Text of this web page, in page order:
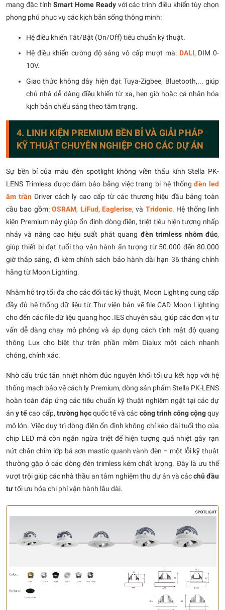
mang đặc tínhSmart Home Readyvới các trình điều khiển tùy chọn
phong phú phục vụ các kịch bản sống thông minh:
Hệ điều khiển Tắt/Bật (On/Off) tiêu chuẩn kỹ thuật.
Hệ điều khiển cường độ sáng vô cấp mượt mà: DALI, DIM 0-
10V.
Giao thức không dây hiện đại: Tuya-Zigbee, Bluetooth,... giúp
chủ nhà dễ dàng điều khiển từ xa, hẹn giờ hoặc cá nhân hóa
kịch bản chiếu sáng theo tâm trạng.
4. LINH KIỆN PREMIUM BỀN BỈ VÀ GIẢI PHÁP
KỸ THUẬT CHUYÊN NGHIỆP CHO CÁC DỰ ÁN
Sự bền bỉ của mẫu đèn spotlight không viền thấu kính Stella PK-
LENS Trimless được đảm bảo bằng việc trang bị hệ thốngđèn led
âm trầnDriver cách ly cao cấp từ các thương hiệu đầu bảng toàn
cầu bao gồm:OSRAM, LiFud,Eaglerise, và Tridonic. Hệ thống linh
kiện Premium này giúp ổn định dòng điện, triệt tiêu hiện tượng nhấp
nháy và nâng cao hiệu suất phát quang đèn trimless nhôm đúc,
giúp thiết bị đạt tuổi thọ vận hành ấn tượng từ 50.000 đến 80.000
giờ thắp sáng, đi kèm chính sách bảo hành dài hạn 36 tháng chính
hãng từ Moon Lighting.
Nhằm hỗ trợ tối đa cho các đối tác kỹ thuật, Moon Lighting cung cấp
đầy đủ hệ thống dữ liệu từ Thư viện bản vẽ file CAD Moon Lighting
cho đến các file dữ liệu quang học .IES chuyên sâu, giúp các đơn vị tư
vấn dễ dàng chạy mô phỏng và áp dụng cách tính mật độ quang
thông Lux cho biệt thự trên phần mềm Dialux một cách nhanh
chóng, chính xác.
Nhờ cấu trúc tản nhiệt nhôm đúc nguyên khối tối ưu kết hợp với hệ
thống mạch bảo vệ cách ly Premium, dòng sản phẩm Stella PK-LENS
hoàn toàn đáp ứng các tiêu chuẩn kỹ thuật nghiêm ngặt tại các dự
ány tếcao cấp, trường họcquốc tế và các công trình công cộngquy
mô lớn. Việc duy trì dòng điện ổn định không chỉ kéo dài tuổi thọ của
chip LED mà còn ngăn ngừa triệt để hiện tượng quá nhiệt gây rạn
nứt chân chim lớp bả sơn mastic quanh vành đèn – một lỗi kỹ thuật
thường gặp ở các dòng đèn trimless kém chất lượng. Đây là ưu thế
vượt trội giúp các nhà thầu an tâm nghiệm thu dự án và cácchủ đầu
tưtối ưu hóa chi phí vận hành lâu dài.